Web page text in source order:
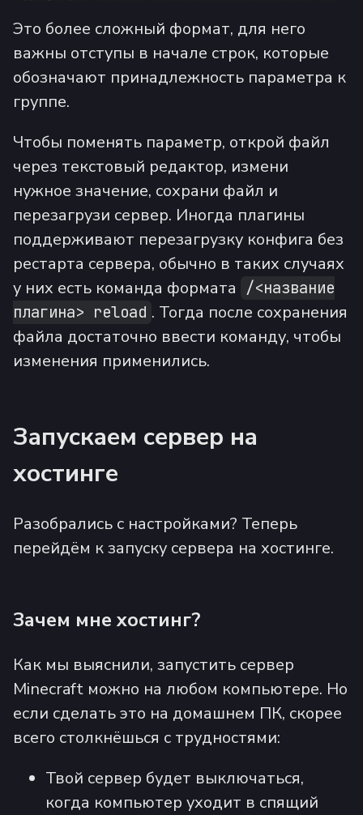
Это более сложный формат, для него
важны отступы в начале строк, которые
обозначают принадлежность параметра к
группе.
Чтобы поменять параметр, открой файл
через текстовый редактор, измени
нужное значение, сохрани файл и
перезагрузи сервер. Иногда плагины
поддерживают перезагрузку конфига без
рестарта сервера, обычно в таких случаях
у них есть команда формата /<название
плагина> reload . Тогда после сохранения
файла достаточно ввести команду, чтобы
изменения применились.
Запускаем сервер на
хостинге
Разобрались с настройками? Теперь
перейдём к запуску сервера на хостинге.
Зачем мне хостинг?
Как мы выяснили, запустить сервер
Minecraft можно на любом компьютере. Но
если сделать это на домашнем ПК, скорее
всего столкнёшься с трудностями:
Твой сервер будет выключаться,
когда компьютер уходит в спящий